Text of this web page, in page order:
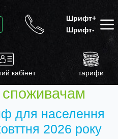
Шрифт+
Шрифт-
кабінет тарифи
для населення
2026 року